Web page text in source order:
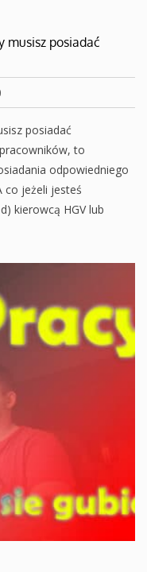
musisz posiadać
posiadać
to
odpowiedniego
co jeżeli jesteś
kierowcą HGV lub